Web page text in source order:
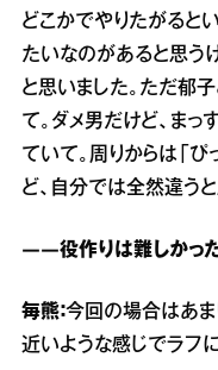
どこかでやりたがると
たいなのがあると思う
と思いました。ただ郁
て。ダメ男だけど、ま
ていて。周りからは「
ど、自分では全然違うと
――役作りは難しかっ
毎熊：今回の場合はあま
近いような感じでラフ